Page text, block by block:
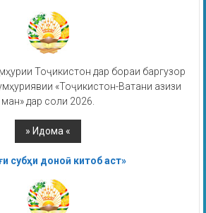
Тоҷикистон дар бораи баргузор
«Тоҷикистон-Ватани азизи
ман» дар соли 2026.
субҳи доноӣ китоб аст»